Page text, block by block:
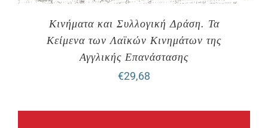
Κινήματα και Συλλογική Δράση. Τα
Κείμενα των Λαϊκών Κινημάτων της
Αγγλικής Επανάστασης
€29,68